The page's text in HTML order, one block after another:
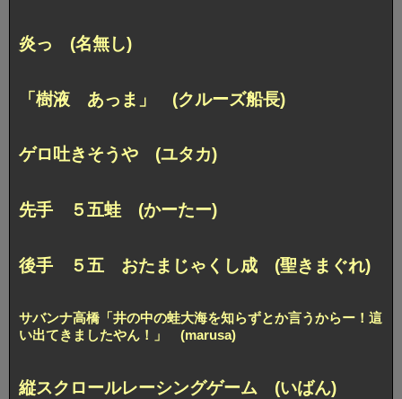
炎っ (名無し)
「樹液 あっま」 (クルーズ船長)
ゲロ吐きそうや (ユタカ)
先手 ５五蛙 (かーたー)
後手 ５五 おたまじゃくし成 (聖きまぐれ)
サバンナ高橋「井の中の蛙大海を知らずとか言うからー！這
い出てきましたやん！」 (marusa)
縦スクロールレーシングゲーム (いばん)